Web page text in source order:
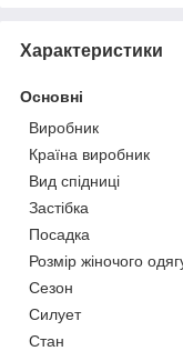
Характеристики
Основні
Виробник
Країна виробник
Вид спідниці
Застібка
Посадка
Розмір жіночого
Сезон
Силует
Стан